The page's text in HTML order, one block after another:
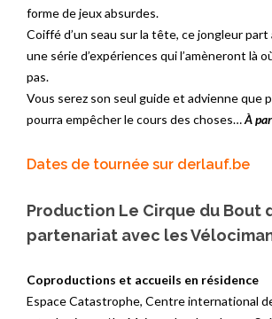
forme de jeux absurdes.
Coiffé d’un seau sur la tête, ce jongleur part
une série d’expériences qui l’amèneront là
pas.
Vous serez son seul guide et advienne que
pourra empêcher le cours des choses…À
Dates de tournée sur derlauf.be
Production Le Cirque du Bout
partenariat avec les
Coproductions et accueils en résidence
Espace Catastrophe, Centre international